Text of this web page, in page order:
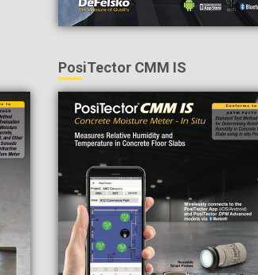
PosiTector CMM IS